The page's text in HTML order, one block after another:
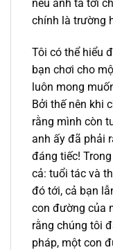
nếu anh ta tới
chính là trường
Tôi có thể hiểu
bạn chơi cho
luôn mong
Bởi thế nên khi
rằng mình còn
anh ấy đã phải
đáng tiếc!
cả: tuổi tác và
đó tới, cả bạn
con đường của
rằng chúng tôi
pháp, một con